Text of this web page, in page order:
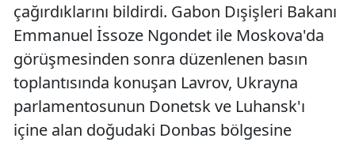
çağırdıklarını bildirdi. Gabon Dışişleri Bakanı
Emmanuel İssoze Ngondet ile Moskova'da
görüşmesinden sonra düzenlenen basın
toplantısında konuşan Lavrov, Ukrayna
parlamentosunun Donetsk ve Luhansk'ı
içine alan doğudaki Donbas bölgesine